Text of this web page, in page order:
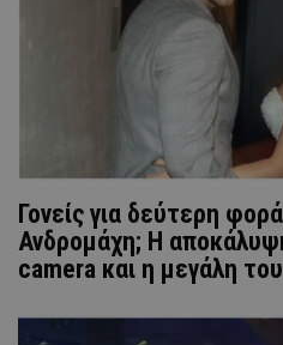
Γονείς για δεύτερη
Ανδρομάχη; Η
camera και η μεγάλη